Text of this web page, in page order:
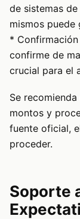
de sistemas
mismos puede
*
confirme de
crucial para el
Se
montos y
fuente oficial,
proceder.
Soporte